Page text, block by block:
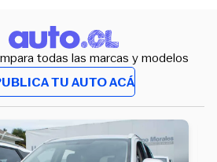
todas las marcas y modelos
TU AUTO ACÁ